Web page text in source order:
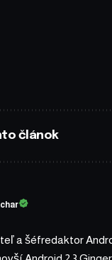
článok
a šéfredaktor